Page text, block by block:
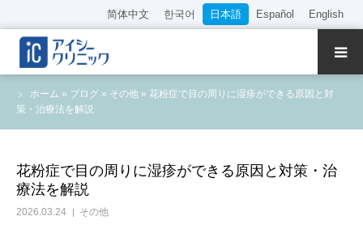
简体中文 한국어 日本語 Español English
ホーム » ブログ » その他 » 花粉症で目の周りに湿疹ができる原因と対
策・治療法を解説
花粉症で目の周りに湿疹ができる原因と対策・治
療法を解説
2026.03.24 その他
クリニック紹介
診療内容
WEB予約